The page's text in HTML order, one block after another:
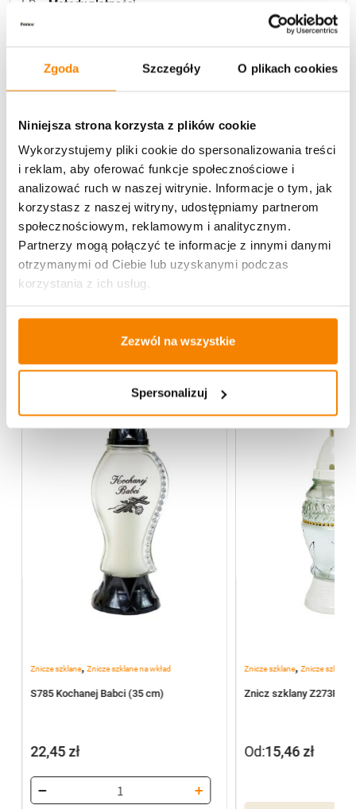
Zgoda Szczegóły O plikach cookies
Niniejsza strona korzysta z plików cookie
Wykorzystujemy pliki cookie do spersonalizowania treści
i reklam, aby oferować funkcje społecznościowe i
analizować ruch w naszej witrynie. Informacje o tym, jak
korzystasz z naszej witryny, udostępniamy partnerom
społecznościowym, reklamowym i analitycznym.
Partnerzy mogą połączyć te informacje z innymi danymi
otrzymanymi od Ciebie lub uzyskanymi podczas
korzystania z ich usług.
Zezwól na wszystkie
Spersonalizuj
Potrzebujesz większą ilość? Zapraszamy do naszej
hurtownii
Przejdź do hurtowni B2B
Metody płatności
Specyfikacja
Opinie klientów
Więcej z kategorii Znicze szklane
Znicze szklane, Znicze szklane na wkład
S785 Kochanej Babci (35 cm)
22,45zł
Znicze szklane,Znicze szklane
Znicz szklany Z273P
Od:15,46zł